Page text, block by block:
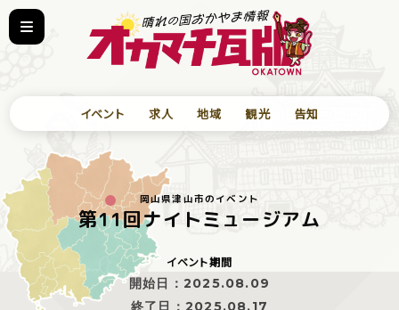
イベント 求人 地域 観光 告知
岡山県津山市のイベント
第11回ナイトミュージアム
イベント期間
開始日： 2025.08.09
終了日： 2025.08.17